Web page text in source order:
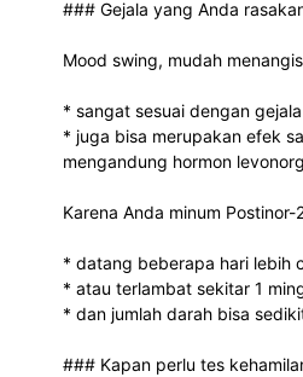
### Gejala yang Anda
Mood swing, mudah
* sangat sesuai dengan
* juga bisa merupakan efek
mengandung hormon
Karena Anda minum
* datang beberapa hari lebih
* atau terlambat sekitar 1
* dan jumlah darah bisa
### Kapan perlu tes